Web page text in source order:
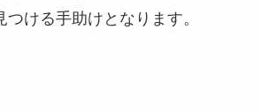
つける手助けとなります。